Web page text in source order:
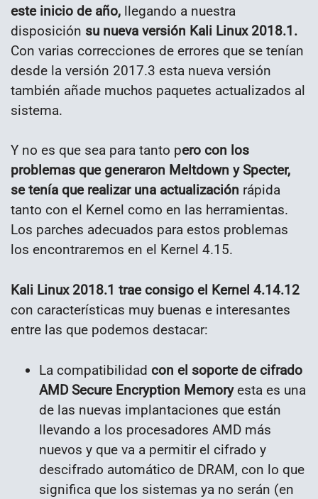
este inicio de año, llegando a nuestra
disposición su nueva versión Kali Linux 2018.1.
Con varias correcciones de errores que se tenían
desde la versión 2017.3 esta nueva versión
también añade muchos paquetes actualizados al
sistema.
Y no es que sea para tanto pero con los
problemas que generaron Meltdown y Specter,
se tenía que realizar una actualización rápida
tanto con el Kernel como en las herramientas.
Los parches adecuados para estos problemas
los encontraremos en el Kernel 4.15.
Kali Linux 2018.1 trae consigo el Kernel 4.14.12
con características muy buenas e interesantes
entre las que podemos destacar:
La compatibilidad con el soporte de cifrado
AMD Secure Encryption Memoryesta es una
de las nuevas implantaciones que están
llevando a los procesadores AMD más
nuevos y que va a permitir el cifrado y
descifrado automático de DRAM, con lo que
significa que los sistemas ya no serán (en